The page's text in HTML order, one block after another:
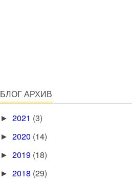
БЛОГ АРХИВ
► 2021 (3)
► 2020 (14)
► 2019 (18)
► 2018 (29)